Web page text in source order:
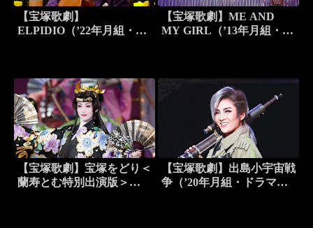
【宝塚歌劇】
ELPIDIO（’22年月組・
【宝塚歌劇】ME AND
MY GIRL（’13年月組・梅
【宝塚歌劇】宝塚をどり＜
蘭寿とむ特別出演版＞
【宝塚歌劇】出島小宇宙戦
争（’20年月組・ドラマシ